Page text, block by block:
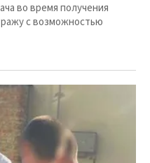
во время получения
с возможностью